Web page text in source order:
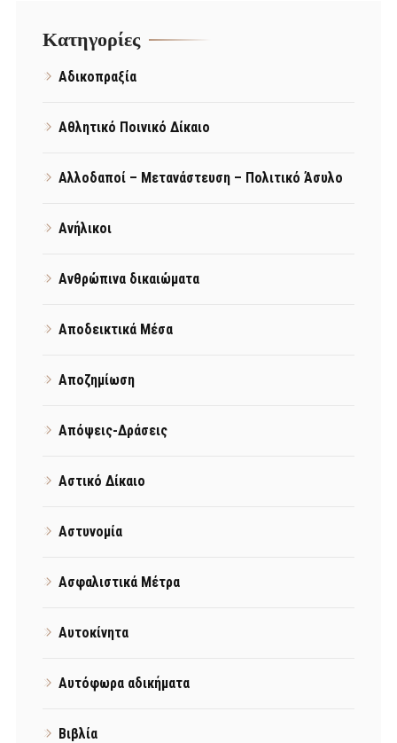
Kατηγορίες
Αδικοπραξία
Αθλητικό Ποινικό Δίκαιο
Αλλοδαποί – Μετανάστευση – Πολιτικό Άσυλο
Ανήλικοι
Ανθρώπινα δικαιώματα
Αποδεικτικά Μέσα
Αποζημίωση
Απόψεις-Δράσεις
Αστικό Δίκαιο
Αστυνομία
Ασφαλιστικά Μέτρα
Αυτοκίνητα
Αυτόφωρα αδικήματα
Βιβλία